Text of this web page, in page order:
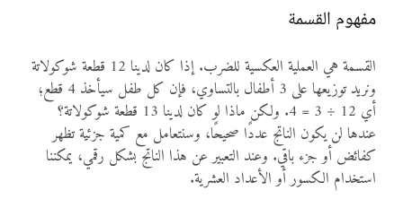
مفهوم القسمة
القسمة هي العملية العكسية للضرب. إذا كان لدينا 12 قطعة شوكولاتة
ونريد توزيعها على 3 أطفال بالتساوي، فإن كل طفل سيأخذ 4 قطع؛
أي 12 ÷ 3 = 4. ولكن ماذا لو كان لدينا 13 قطعة شوكولاتة؟
عندها لن يكون الناتج عددًا صحيحًا، وسنتعامل مع كمية جزئية تظهر
كفائض أو جزء باقي. وعند التعبير عن هذا الناتج بشكل رقمي، يمكننا
استخدام الكسور أو الأعداد العشرية.